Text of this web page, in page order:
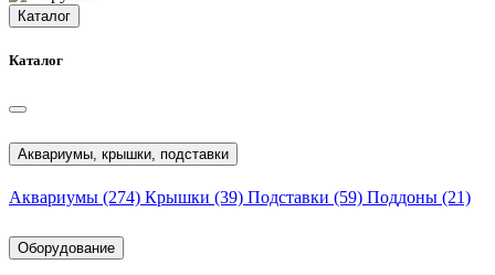
Каталог
Каталог
Аквариумы, крышки, подставки
Аквариумы (274) Крышки (39) Подставки (59) Поддоны (21)
Оборудование